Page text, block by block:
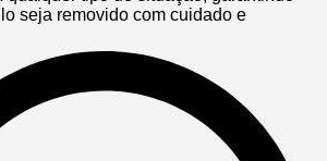
seja removido com cuidado e